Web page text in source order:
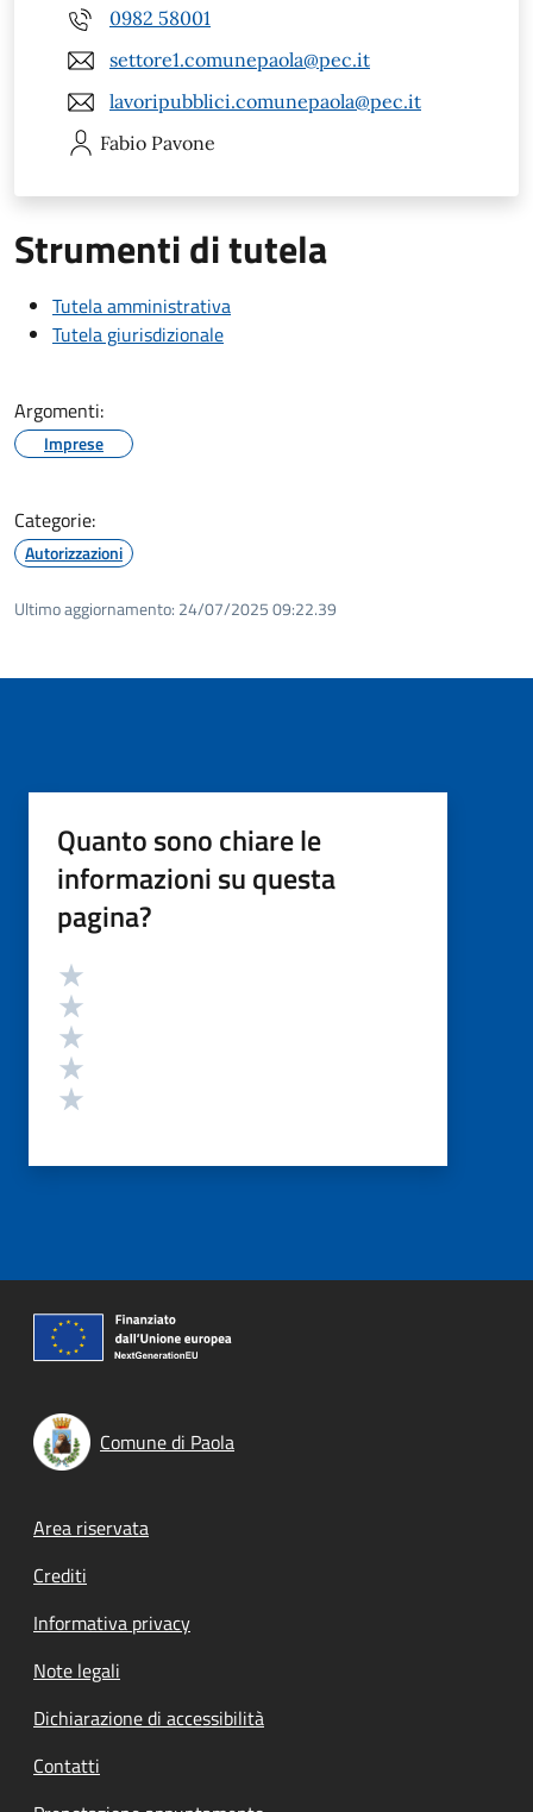
0982 58001
settore1.comunepaola@pec.it
lavoripubblici.comunepaola@pec.it
Fabio Pavone
Strumenti di tutela
Tutela amministrativa
Tutela giurisdizionale
Argomenti:
Imprese
Categorie:
Autorizzazioni
Ultimo aggiornamento: 24/07/2025 09:22.39
Quanto sono chiare le
informazioni su questa
pagina?
Valutazione
Comune di Paola
Footer menu
Area riservata
Crediti
Informativa privacy
Note legali
Dichiarazione di accessibilità
Contatti